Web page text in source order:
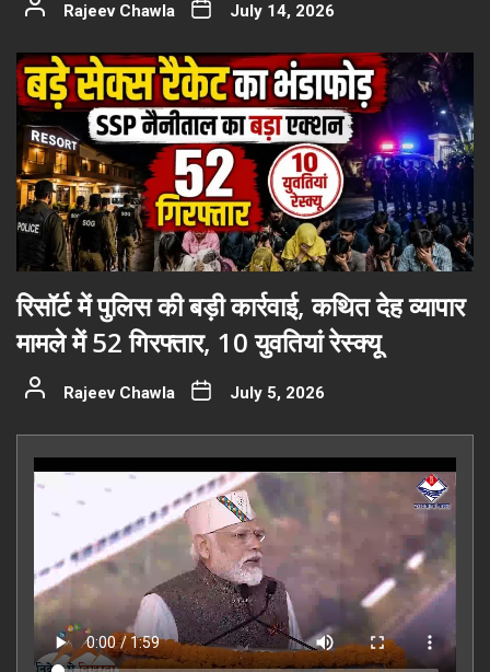
Rajeev Chawla July 14, 2026
रिसॉर्ट में पुलिस की बड़ी कार्रवाई, कथित देह व्यापार
मामले में 52 गिरफ्तार, 10 युवतियां रेस्क्यू
Rajeev Chawla July 5, 2026